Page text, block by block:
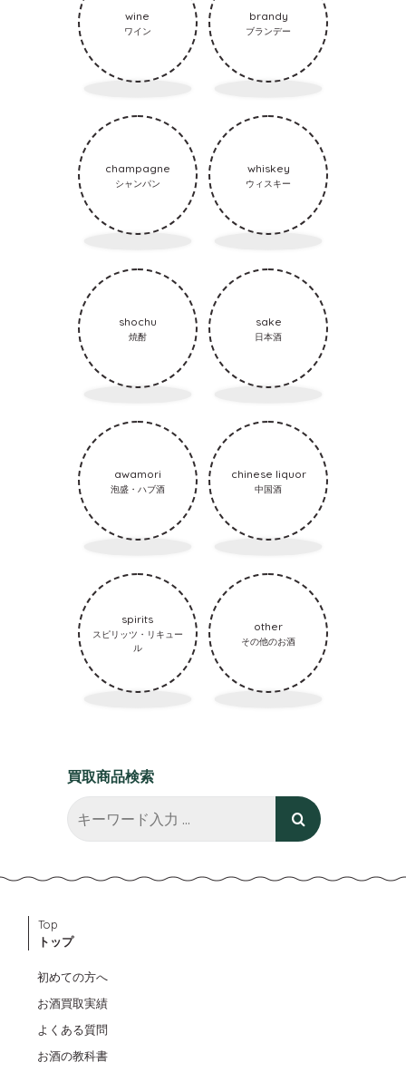
wine
ワイン
brandy
ブランデー
champagne
シャンパン
whiskey
ウィスキー
shochu
焼酎
sake
日本酒
awamori
泡盛・ハブ酒
chinese liquor
中国酒
spirits
スピリッツ・リキュー
ル
other
その他のお酒
買取商品検索
Top
トップ
初めての方へ
お酒買取実績
よくある質問
お酒の教科書